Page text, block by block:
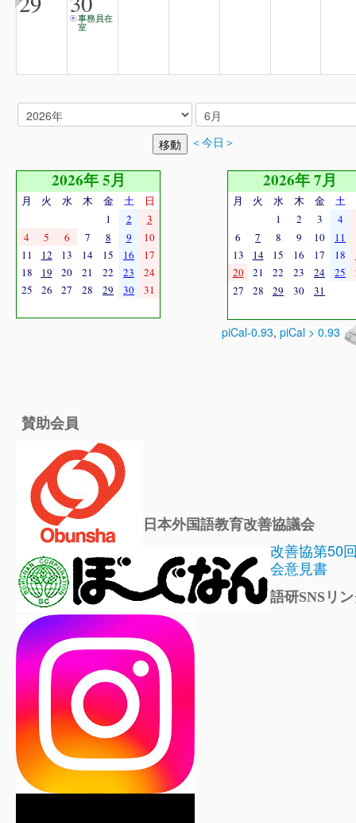
事務員在
室
＜今日＞
2026年 5月
月 火 水 木 金 土
日
1
2
3
4
5 6 7 8 9
10
11
12 13 14 15 16
17
18
19 20 21 22 23
24
25
26 27 28 29 30 31
2026年 7月
月 火 水 木 金 土
1
2 3
4
6
7 8 9 10 11
13
14 15 16 17 18
20
21 22 23 24 25
27
28 29 30 31
piCal-0.93, piCal > 0.93
賛助会員
日本外国語教育改善協議会
改善協第50
会意見書
語研SNSリ